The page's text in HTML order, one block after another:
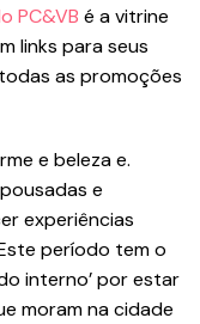
PC&VB é a vitrine
links para seus
as promoções
e beleza e.
e
experiências
período tem o
interno’ por estar
moram na cidade